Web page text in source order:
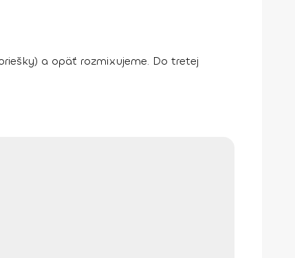
a opäť rozmixujeme. Do tretej